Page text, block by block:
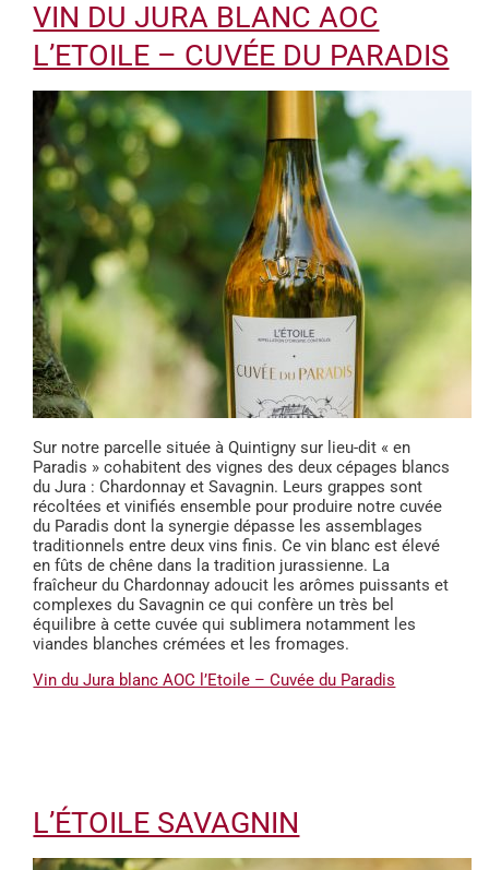
VIN DU JURA BLANC AOC
L’ETOILE – CUVÉE DU PARADIS
Sur notre parcelle située à Quintigny sur lieu-dit « en
Paradis » cohabitent des vignes des deux cépages blancs
du Jura : Chardonnay et Savagnin. Leurs grappes sont
récoltées et vinifiés ensemble pour produire notre cuvée
du Paradis dont la synergie dépasse les assemblages
traditionnels entre deux vins finis. Ce vin blanc est élevé
en fûts de chêne dans la tradition jurassienne. La
fraîcheur du Chardonnay adoucit les arômes puissants et
complexes du Savagnin ce qui confère un très bel
équilibre à cette cuvée qui sublimera notamment les
viandes blanches crémées et les fromages.
Vin du Jura blanc AOC l’Etoile – Cuvée du Paradis
L’ÉTOILE SAVAGNIN